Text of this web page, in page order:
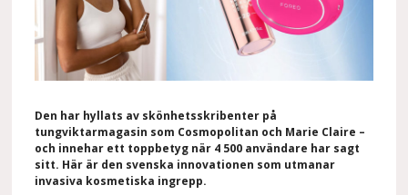
Den har hyllats av skönhetsskribenter på
tungviktarmagasin som Cosmopolitan och Marie Claire –
och innehar ett toppbetyg när 4 500 användare har sagt
sitt. Här är den svenska innovationen som utmanar
invasiva kosmetiska ingrepp.